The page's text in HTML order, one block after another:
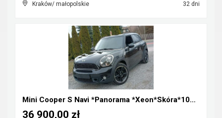
Kraków/ małopolskie 32 dni
Mini Cooper S Navi *Panorama *Xeon*Skóra*100%Orygi...
36 900,00 zł